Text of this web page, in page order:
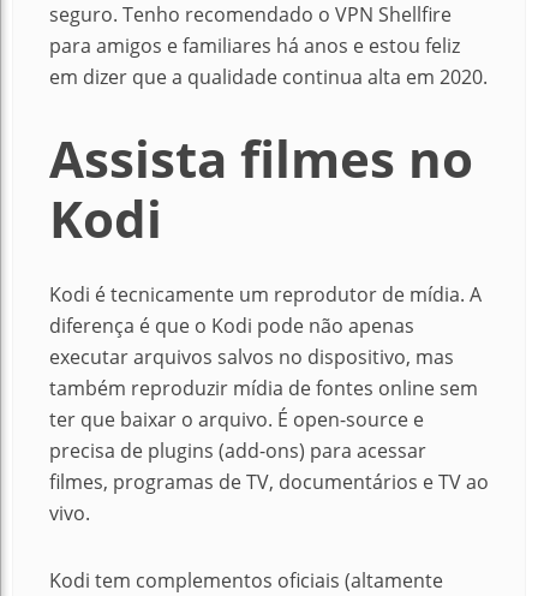
seguro. Tenho recomendado o VPN Shellfire
para amigos e familiares há anos e estou feliz
em dizer que a qualidade continua alta em 2020.
Assista filmes no
Kodi
Kodi é tecnicamente um reprodutor de mídia. A
diferença é que o Kodi pode não apenas
executar arquivos salvos no dispositivo, mas
também reproduzir mídia de fontes online sem
ter que baixar o arquivo. É open-source e
precisa de plugins (add-ons) para acessar
filmes, programas de TV, documentários e TV ao
vivo.
Kodi tem complementos oficiais (altamente